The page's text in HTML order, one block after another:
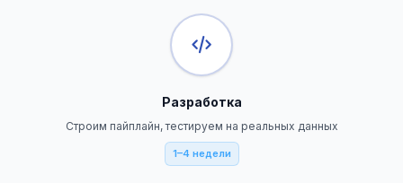
Разработка
Строим пайплайн, тестируем на реальных данных
1–4 недели